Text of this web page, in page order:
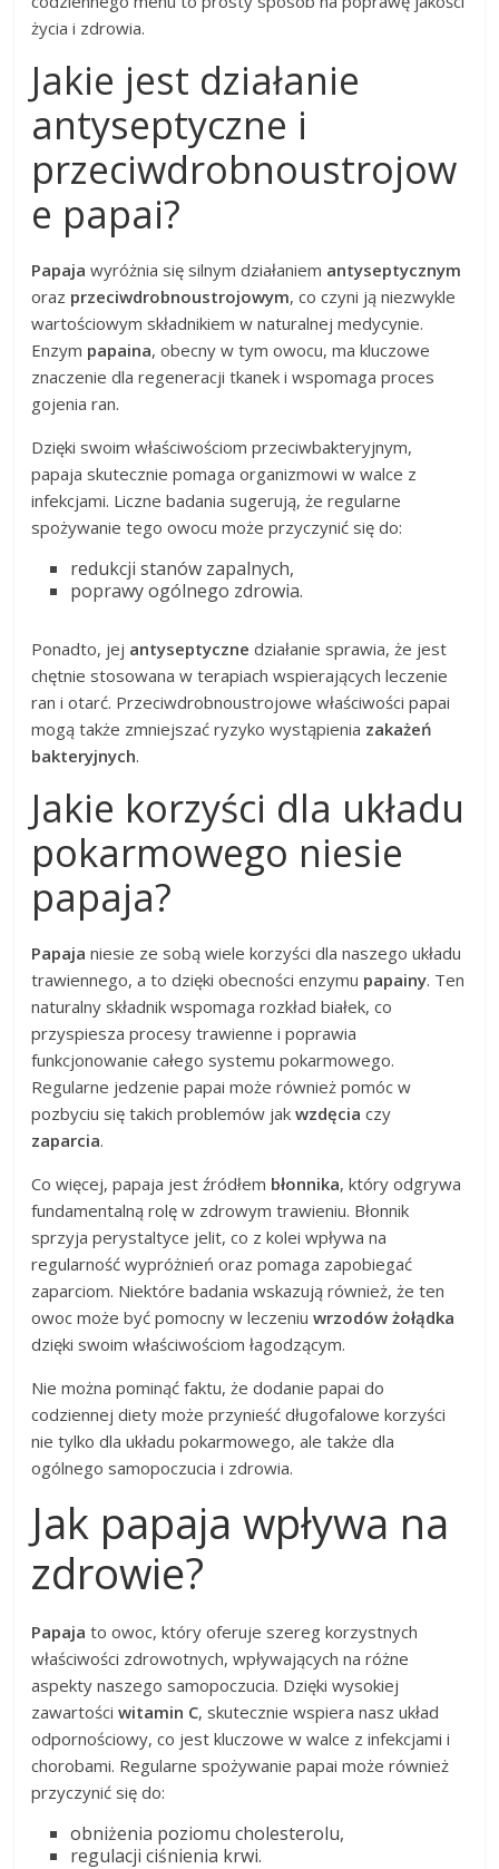
życia i zdrowia.
Jakie jest działanie
antyseptyczne i
przeciwdrobnoustrojow
e papai?
Papaja wyróżnia się silnym działaniem antyseptycznym
oraz przeciwdrobnoustrojowym, co czyni ją niezwykle
wartościowym składnikiem w naturalnej medycynie.
Enzym papaina, obecny w tym owocu, ma kluczowe
znaczenie dla regeneracji tkanek i wspomaga proces
gojenia ran.
Dzięki swoim właściwościom przeciwbakteryjnym,
papaja skutecznie pomaga organizmowi w walce z
infekcjami. Liczne badania sugerują, że regularne
spożywanie tego owocu może przyczynić się do:
redukcji stanów zapalnych,
poprawy ogólnego zdrowia.
Ponadto, jej antyseptyczne działanie sprawia, że jest
chętnie stosowana w terapiach wspierających leczenie
ran i otarć. Przeciwdrobnoustrojowe właściwości papai
mogą także zmniejszać ryzyko wystąpienia zakażeń
bakteryjnych.
Jakie korzyści dla układu
pokarmowego niesie
papaja?
Papaja niesie ze sobą wiele korzyści dla naszego układu
trawiennego, a to dzięki obecności enzymu papainy. Ten
naturalny składnik wspomaga rozkład białek, co
przyspiesza procesy trawienne i poprawia
funkcjonowanie całego systemu pokarmowego.
Regularne jedzenie papai może również pomóc w
pozbyciu się takich problemów jakwzdęcia czy
zaparcia.
Co więcej, papaja jest źródłem błonnika, który odgrywa
fundamentalną rolę w zdrowym trawieniu. Błonnik
sprzyja perystaltyce jelit, co z kolei wpływa na
regularność wypróżnień oraz pomaga zapobiegać
zaparciom. Niektóre badania wskazują również, że ten
owoc może być pomocny w leczeniuwrzodów żołądka
dzięki swoim właściwościom łagodzącym.
Nie można pominąć faktu, że dodanie papai do
codziennej diety może przynieść długofalowe korzyści
nie tylko dla układu pokarmowego, ale także dla
ogólnego samopoczucia i zdrowia.
Jak papaja wpływa na
zdrowie?
Papaja to owoc, który oferuje szereg korzystnych
właściwości zdrowotnych, wpływających na różne
aspekty naszego samopoczucia. Dzięki wysokiej
zawartościwitamin C, skutecznie wspiera nasz układ
odpornościowy, co jest kluczowe w walce z infekcjami i
chorobami. Regularne spożywanie papai może również
przyczynić się do:
obniżenia poziomu cholesterolu,
regulacji ciśnienia krwi.